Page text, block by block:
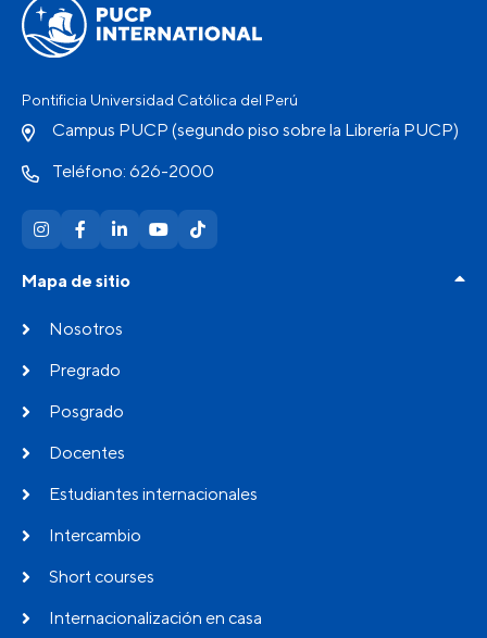
Pontificia Universidad Católica del Perú
Campus PUCP (segundo piso sobre la Librería PUCP)
Teléfono: 626-2000
Mapa de sitio
Nosotros
Pregrado
Posgrado
Docentes
Estudiantes internacionales
Intercambio
Short courses
Internacionalización en casa